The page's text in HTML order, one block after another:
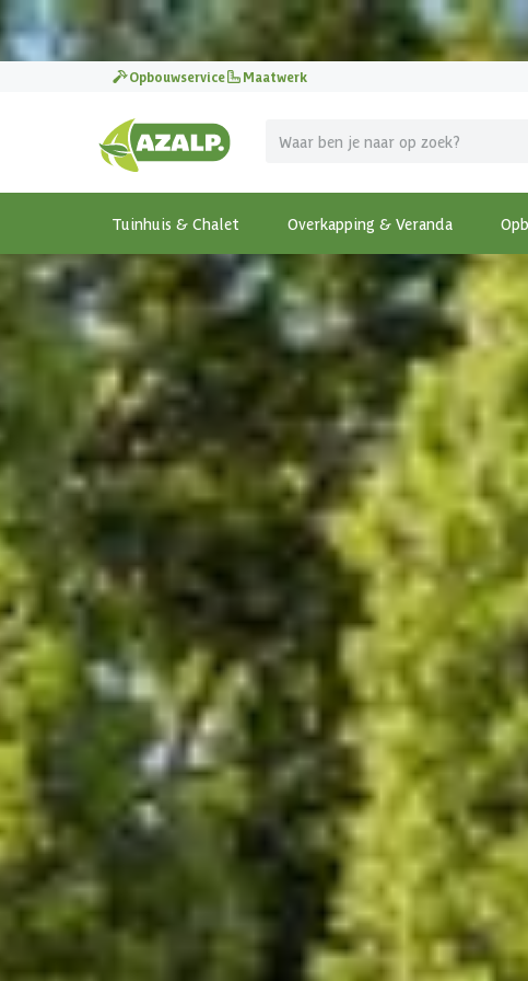
Pak je voordeel tijdens deAzalp Mega Zomer Weken!
Opbouwservice Maatwerk
Tuinhuis & Chalet Overkapping & Veranda
Home - Overkapping & Veranda Vrijstaande Overkapping
€ 460 korting t/m 31 augustus
Hulp nodig bij het kiezen?
Gebruik onze snelle keuzehulp om jouw perfecte
Start de keuzehulp
WoodAcademy douglas
2.799,-3.259,-
Je bespaart € 460,-
Op voorraad
Vandaag besteld binnen 2-3 weken in huis.
Breedte
cm400 500 cm580 cm 680
cm